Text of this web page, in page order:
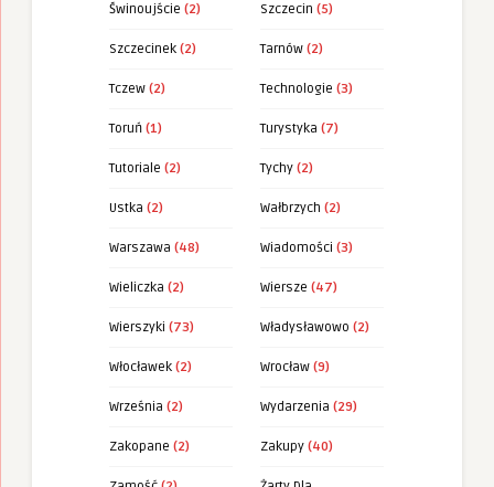
Świnoujście (2) Szczecin (5)
Szczecinek (2) Tarnów (2)
Tczew (2) Technologie (3)
Toruń (1) Turystyka (7)
Tutoriale (2) Tychy (2)
Ustka (2) Wałbrzych (2)
Warszawa (48) Wiadomości (3)
Wieliczka (2) Wiersze (47)
Wierszyki (73) Władysławowo (2)
Włocławek (2) Wrocław (9)
Września (2) Wydarzenia (29)
Zakopane (2) Zakupy (40)